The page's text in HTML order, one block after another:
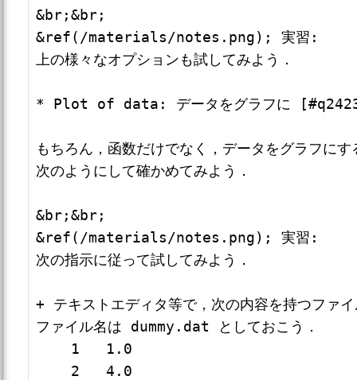
&br;&br;
&ref(/materials/notes.png); 実習:
上の様々なオプションも試してみよう．
* Plot of data: データをグラフに
もちろん，函数だけでなく，データをグラフに
次のようにして確かめてみよう．
&br;&br;
&ref(/materials/notes.png); 実習:
次の指示に従って試してみよう．
+ テキストエディタ等で，次の内容を持つファ
ファイル名は dummy.dat としておこう．
    1   1.0
    2   4.0